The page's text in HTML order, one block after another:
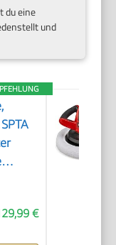
du eine
und
€